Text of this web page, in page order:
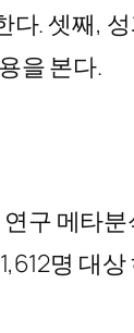
. 셋째,
을 본다.
구 메타
명 대